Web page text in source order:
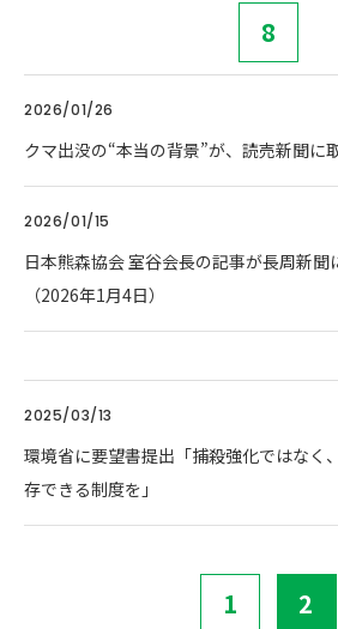
8
2026/01/26
クマ出没の“本当の背景”が、読売新聞に
2026/01/15
日本熊森協会 室谷会長の記事が長周新聞
（2026年1月4日）
2025/03/13
環境省に要望書提出「捕殺強化ではなく
存できる制度を」
1 2